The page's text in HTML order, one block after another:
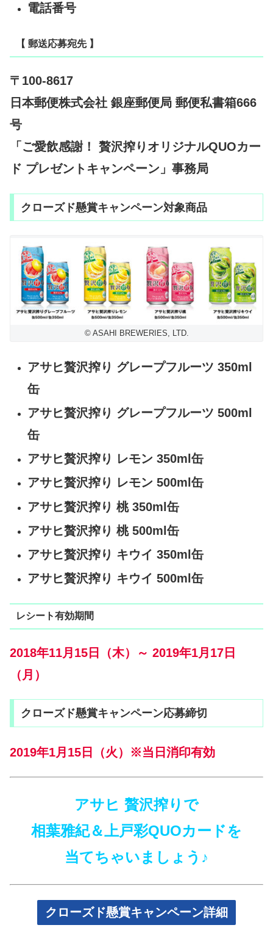
電話番号
【 郵送応募宛先 】
〒100-8617
日本郵便株式会社 銀座郵便局 郵便私書箱666
号
「ご愛飲感謝！ 贅沢搾りオリジナルQUOカー
ド プレゼントキャンペーン」事務局
クローズド懸賞キャンペーン対象商品
© ASAHI BREWERIES, LTD.
アサヒ贅沢搾り グレープフルーツ 350ml
缶
アサヒ贅沢搾り グレープフルーツ 500ml
缶
アサヒ贅沢搾り レモン 350ml缶
アサヒ贅沢搾り レモン 500ml缶
アサヒ贅沢搾り 桃 350ml缶
アサヒ贅沢搾り 桃 500ml缶
アサヒ贅沢搾り キウイ 350ml缶
アサヒ贅沢搾り キウイ 500ml缶
レシート有効期間
2018年11月15日（木）～ 2019年1月17日
（月）
クローズド懸賞キャンペーン応募締切
2019年1月15日（火）※当日消印有効
アサヒ 贅沢搾りで
相葉雅紀＆上戸彩QUOカードを
当てちゃいましょう♪
クローズド懸賞キャンペーン詳細